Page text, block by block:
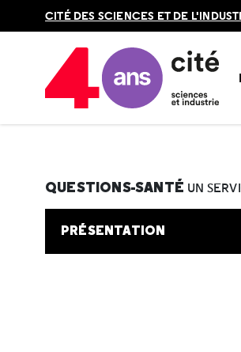
en
CITÉ DES SCIENCES ET DE
Accueil Au programme
QUESTIONS-SANTÉ UN
PRÉSENTATION